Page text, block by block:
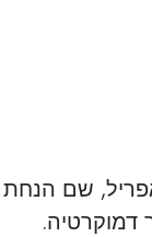
שם
דמוקרטיה.